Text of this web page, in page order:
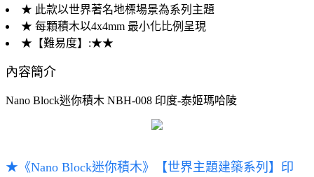
★ 此款以世界著名地標場景為系列主題
★ 每顆積木以4x4mm 最小化比例呈現
★【難易度】:★★
內容簡介
Nano Block迷你積木 NBH-008 印度-泰姬瑪哈陵
★《Nano Block迷你積木》【世界主題建築系列】印